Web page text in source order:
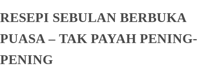
RESEPI SEBULAN BERBUKA
PUASA – TAK PAYAH PENING-
PENING